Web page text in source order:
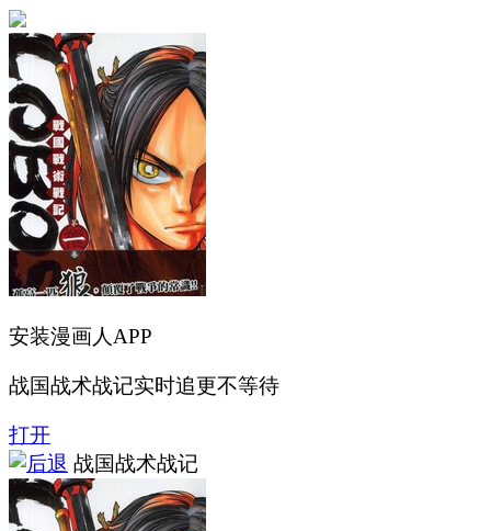
安装漫画人APP
战国战术战记实时追更不等待
打开
战国战术战记